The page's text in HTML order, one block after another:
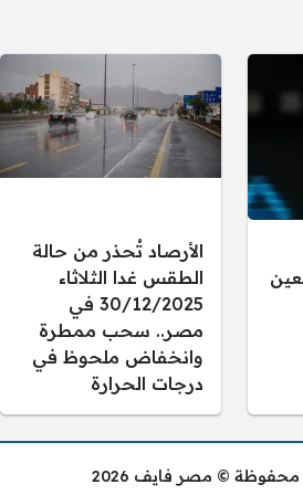
تستعين
الأرصاد تُحذر من حالة
الطقس غدا الثلاثاء
30/12/2025 في
مصر.. سحب ممطرة
وانخفاض ملحوظ في
درجات الحرارة
© مصر فايف 2026